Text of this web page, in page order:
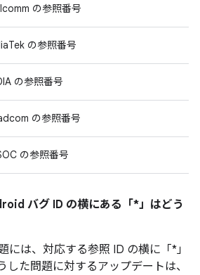
の参照番号
の参照番号
の参照番号
の参照番号
の参照番号
バグ ID の横にある「*」はどう
には、対応する参照 ID の横に「*」
した問題に対するアップデートは、